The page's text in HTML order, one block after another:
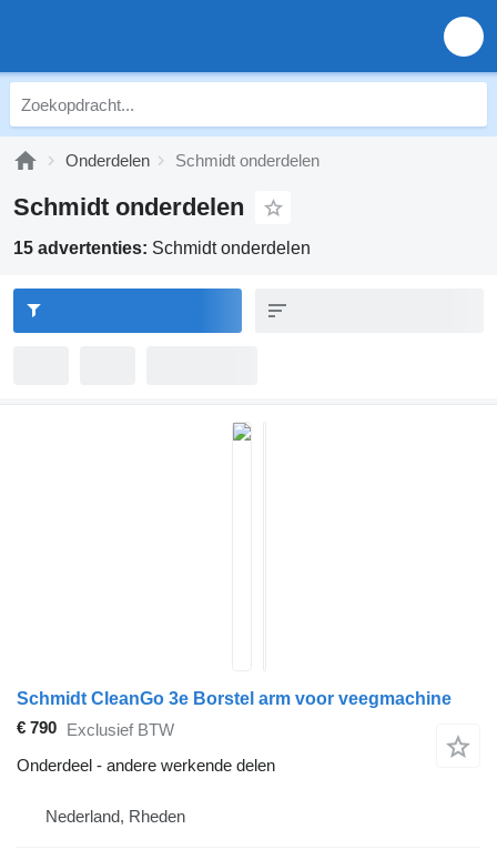
Onderdelen Schmidt onderdelen
Schmidt onderdelen
15 advertenties: Schmidt onderdelen
Schmidt CleanGo 3e Borstel arm voor veegmachine
€ 790 Exclusief BTW
Onderdeel - andere werkende delen
Nederland, Rheden